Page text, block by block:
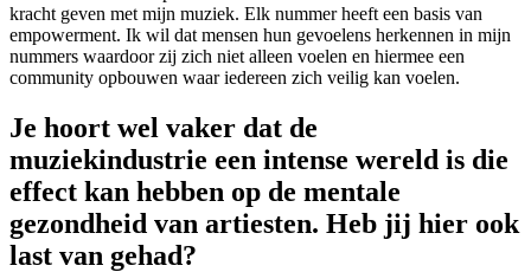
kracht geven met mijn muziek. Elk nummer heeft een basis van
empowerment. Ik wil dat mensen hun gevoelens herkennen in mijn
nummers waardoor zij zich niet alleen voelen en hiermee een
community opbouwen waar iedereen zich veilig kan voelen.
Je hoort wel vaker dat de
muziekindustrie een intense wereld is die
effect kan hebben op de mentale
gezondheid van artiesten. Heb jij hier ook
last van gehad?